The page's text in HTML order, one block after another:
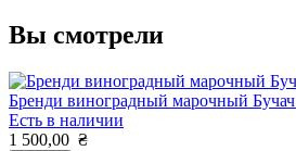
Вы смотрели
Бренди виноградный марочный
Есть в наличии
1 500,00 ₴